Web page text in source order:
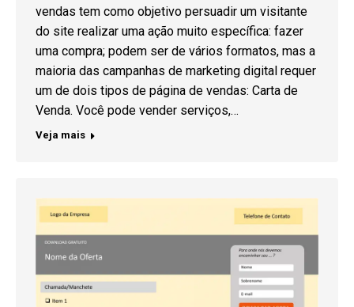
vendas tem como objetivo persuadir um visitante
do site realizar uma ação muito específica: fazer
uma compra; podem ser de vários formatos, mas a
maioria das campanhas de marketing digital requer
um de dois tipos de página de vendas: Carta de
Venda. Você pode vender serviços,…
Veja mais